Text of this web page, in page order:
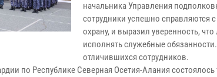
начальника Управления
сотрудники успешно
охрану, и выразил уверенность,
исполнять служебные
отличившихся сотрудников.
по Республике Северная Осетия-Алания